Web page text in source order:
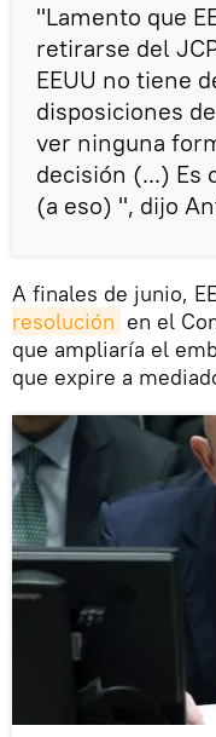
"Lamento que
retirarse del
EEUU no tiene
disposiciones
ver ninguna
decisión (...) Es
(a eso) ", dijo
A finales de junio,
resolución en el
que ampliaría el
que expire a